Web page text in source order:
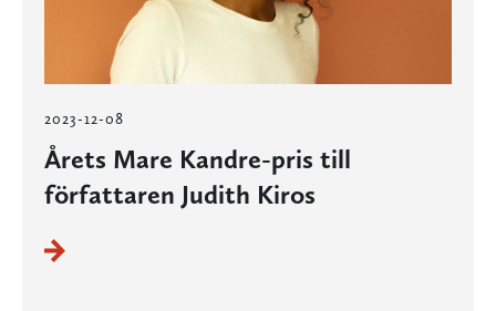
2023-12-08
Årets Mare Kandre-pris till
författaren Judith Kiros